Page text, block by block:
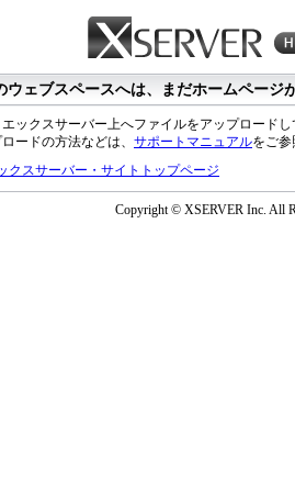
ウェブスペースへは、まだホームページ
ックスサーバー上へファイルをアップロードし
ードの方法などは、 サポートマニュアルをご参
クスサーバー・サイトトップページ
Copyright © XSERVER Inc. All